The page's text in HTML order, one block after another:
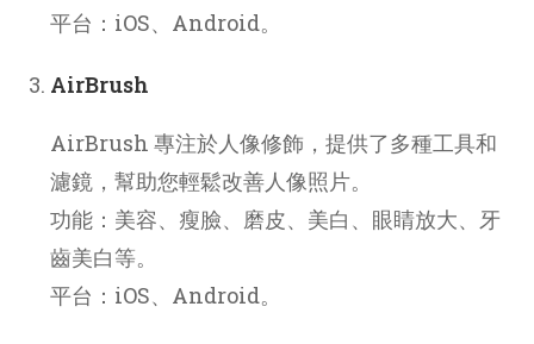
平台：iOS、Android。
AirBrush
AirBrush 專注於人像修飾，提供了多種工具和
濾鏡，幫助您輕鬆改善人像照片。
功能：美容、瘦臉、磨皮、美白、眼睛放大、牙
齒美白等。
平台：iOS、Android。